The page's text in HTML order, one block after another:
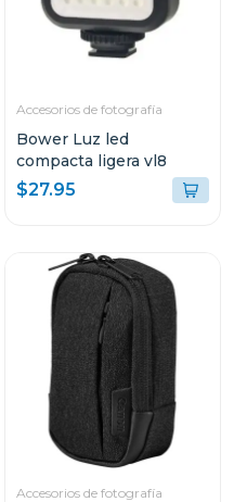
Accesorios de fotografía
Bower Luz led
compacta ligera vl8
$27.95
Accesorios de fotografía